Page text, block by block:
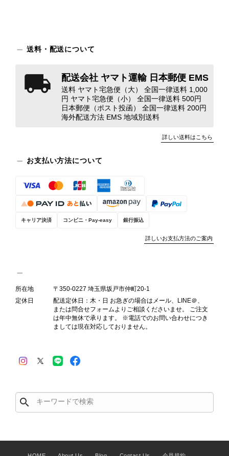
きはたまたまだと思っていましたが、今回も掲載内容だけでは判
で購入することはないですが、同じような思いをする購入者が出
ないよう、商品の状態をより正確に記載し、見えない部分も含め
て写真や説明で分かるよう改善していただきたいです。
商品で、衛生面へのご不安を含め、残
りお詫び申し上げます。お受け取りに
なった際のお気持ちを思うと、大変心
苦しく感じております。 今回の商品
につきましては、当店よりご連絡のう
対応してまいります。 バッグは、外
装と内装をそれぞれ確認し、個別にラ
ンクを表示しております。これは、外
映しております。 ご不快な思いをさ
れた中で、率直なご意見をお寄せいた
だきましたことに感謝申し上げます。
今回のご指摘を重く受け止め、まずは
し、全スタッフで共有してまいりま
す。 オンラインでも安心して商品を
お選びいただけるよう、より正確な状
送料・配送について
配送会社 ヤマト運輸 日本郵便 EMS
送料 ヤマト宅急便（大） 全国一律送料 1,000
円 ヤマト宅急便（小） 全国一律送料 500円
日本郵便（ポスト投函） 全国一律送料 200円
海外配送方法 EMS 地域別送料
詳しい送料はこちら
お支払い方法について
キャリア決済 コンビニ・Pay-easy 銀行振込
詳しいお支払方法のご案内
所在地
〒350-0227 埼玉県坂戸市仲町20-1
定休日
配送定休日：木・日 お急ぎの場合はメール、LINE＠、
または問合せフォームよりご相談くださいませ。 ご注文
は年中無休で承ります。 ※電話でのお問い合わせにつき
ましては現在対応しておりません。
search